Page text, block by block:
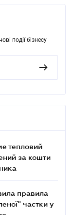
події бізнесу
тепловий
за кошти
правила
частки у